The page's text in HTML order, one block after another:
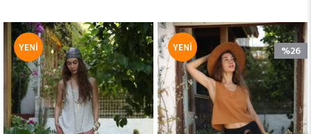
YENI
ÜRÜN
%26
YENI
ÜRÜN